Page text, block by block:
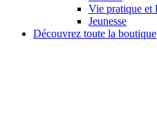
Vie pratique et
Jeunesse
Découvrez toute la boutique